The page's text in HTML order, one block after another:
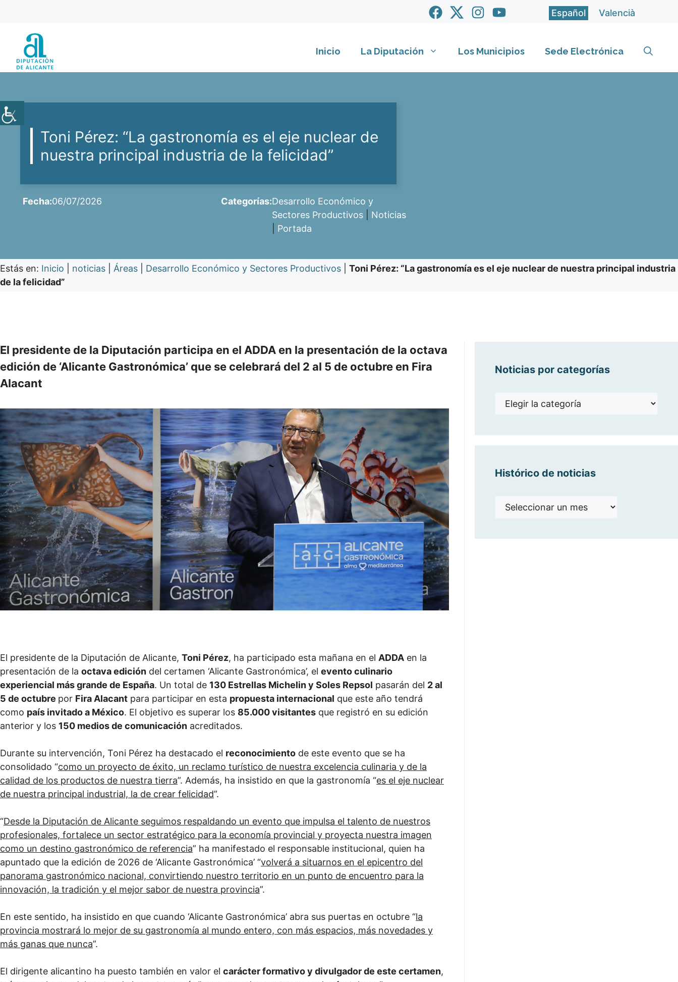
contenido
Español Valencià
Inicio La Diputación Los Municipios Sede Electrónica
Toni Pérez: “La gastronomía es el eje nuclear de
nuestra principal industria de la felicidad”
Fecha:06/07/2026 Categorías:Desarrollo Económico y
Sectores Productivos
Noticias
Portada
Estás en: Inicio noticias Áreas Desarrollo Económico y Sectores Productivos
Toni Pérez: “La gastronomía es el eje nuclear de nuestra principal industria
de la felicidad”
El presidente de la Diputación participa en el ADDA en la presentación de la octava
edición de ‘Alicante Gastronómica’ que se celebrará del 2 al 5 de octubre en Fira
Alacant
El presidente de la Diputación de Alicante, Toni Pérez, ha participado esta mañana en el ADDA en la
presentación de la octava edición del certamen ‘Alicante Gastronómica’, el evento culinario
experiencial más grande de España. Un total de 130 Estrellas Michelin y Soles Repsol pasarán del 2 al
5 de octubre por Fira Alacant para participar en esta propuesta internacional que este año tendrá
como país invitado a México. El objetivo es superar los 85.000 visitantes que registró en su edición
anterior y los 150 medios de comunicación acreditados.
Durante su intervención, Toni Pérez ha destacado el reconocimiento de este evento que se ha
consolidado “como un proyecto de éxito, un reclamo turístico de nuestra excelencia culinaria y de la
calidad de los productos de nuestra tierra”. Además, ha insistido en que la gastronomía “es el eje nuclear
de nuestra principal industrial, la de crear felicidad”.
“Desde la Diputación de Alicante seguimos respaldando un evento que impulsa el talento de nuestros
profesionales, fortalece un sector estratégico para la economía provincial y proyecta nuestra imagen
como un destino gastronómico de referencia” ha manifestado el responsable institucional, quien ha
apuntado que la edición de 2026 de ‘Alicante Gastronómica’ “volverá a situarnos en el epicentro del
panorama gastronómico nacional, convirtiendo nuestro territorio en un punto de encuentro para la
innovación, la tradición y el mejor sabor de nuestra provincia”.
En este sentido, ha insistido en que cuando ‘Alicante Gastronómica’ abra sus puertas en octubre “la
provincia mostrará lo mejor de su gastronomía al mundo entero, con más espacios, más novedades y
más ganas que nunca”.
El dirigente alicantino ha puesto también en valor el carácter formativo y divulgador de este certamen,
Noticias por categorías
Noticias
Histórico de noticias
Histórico